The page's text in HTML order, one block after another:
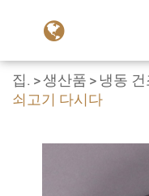
집. 생산품 냉동
쇠고기 다시다